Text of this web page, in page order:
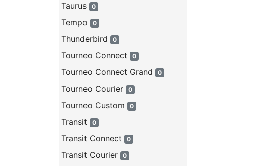
Taurus 0
Tempo 0
Thunderbird 0
Tourneo Connect 0
Tourneo Connect Grand 0
Tourneo Courier 0
Tourneo Custom 0
Transit 0
Transit Connect 0
Transit Courier 0